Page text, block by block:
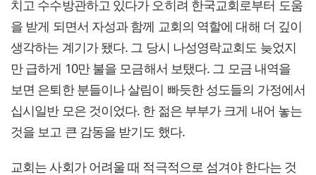
치고 수수방관하고 있다가 오히려 한국교회로부터 도움
을 받게 되면서 자성과 함께 교회의 역할에 대해 더 깊이
생각하는 계기가 됐다. 그 당시 나성영락교회도 늦었지
만 급하게 10만 불을 모금해서 보탰다. 그 모금 내역을
보면 은퇴한 분들이나 살림이 빠듯한 성도들의 가정에서
십시일반 모은 것이었다. 한 젊은 부부가 크게 내어 놓는
것을 보고 큰 감동을 받기도 했다.
교회는 사회가 어려울 때 적극적으로 섬겨야 한다는 것